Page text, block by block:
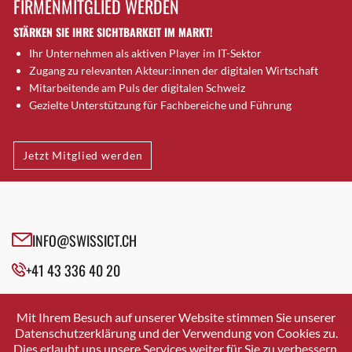
Brugg AG
Brütten
Bubendorf
Bubikon
Buchs (SG)
Bäretswil
Bülach
Cazis
Crissier
Davos Platz
Dierikon
Dietikon
FIRMENMITGLIED WERDEN
STÄRKEN SIE IHRE SICHTBARKEIT IM MARKT!
Ihr Unternehmen als aktiven Player im IT-Sektor
Zugang zu relevanten Akteur:innen der digitalen Wirtschaft
Mitarbeitende am Puls der digitalen Schweiz
Gezielte Unterstützung für Fachbereiche und Führung
Jetzt Mitglied werden
INFO@SWISSICT.CH
+41 43 336 40 20
SWISSICT
VULKANSTRASSE 120
8048 ZURICH
Mit Ihrem Besuch auf unserer Website stimmen Sie unserer
Datenschutzerklärung und der Verwendung von Cookies zu.
Dies erlaubt uns unsere Services weiter für Sie zu verbessern.